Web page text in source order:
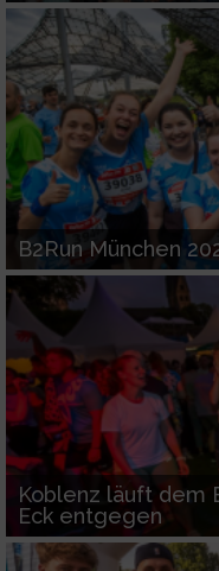
B2Run München
Koblenz läuft dem
Eck entgegen